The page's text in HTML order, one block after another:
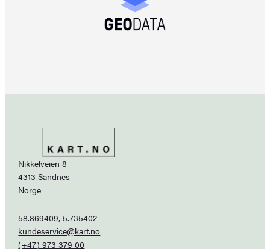
Nikkelveien 8
4313 Sandnes
Norge
58.869409, 5.735402
kundeservice@kart.no
(+47) 973 379 00